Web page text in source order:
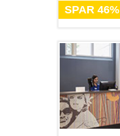
SPAR 46%